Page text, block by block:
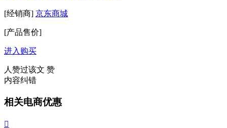
[经销商] 京东商城
[产品售价]
进入购买
人赞过该文 赞
内容纠错
相关电商优惠
